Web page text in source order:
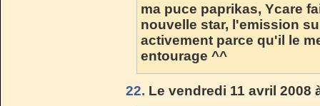
ma puce paprikas, Ycare
nouvelle star, l'emission
activement parce qu'il le
entourage ^^
22. Le vendredi 11 avril 2008